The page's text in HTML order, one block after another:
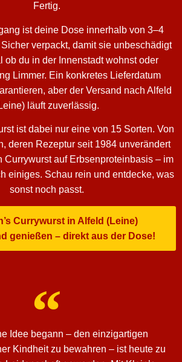
Fertig.
ist deine Dose innerhalb von 3–4
verpackt, damit sie unbeschädigt
ob du in der Innenstadt wohnst oder
Limmer. Ein konkretes Lieferdatum
aber der Versand nach Alfeld
läuft zuverlässig.
ist dabei nur eine von 15 Sorten. Von
deren Rezeptur seit 1984 unverändert
Currywurst auf Erbsenproteinbasis – im
einiges. Schau rein und entdecke, was
sonst noch passt.
Currywurst in Alfeld (Leine)
genießen – direkt aus der Dose!
Idee begann – den einzigartigen
Kindheit zu bewahren – ist heute zu